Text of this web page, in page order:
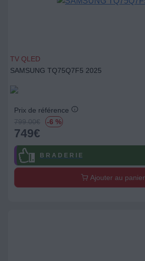
TV QLED
SAMSUNG TQ75Q7F5 2025
Prix de référence
799.00€ -6 %
749€
B R A D E R I E
Ajouter au panier